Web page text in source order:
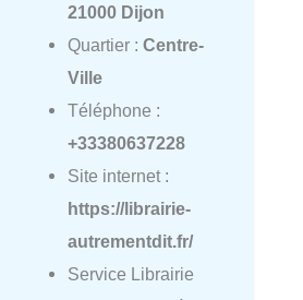
21000 Dijon
Quartier : Centre-
Ville
Téléphone :
+33380637228
Site internet :
https://librairie-
autrementdit.fr/
Service Librairie